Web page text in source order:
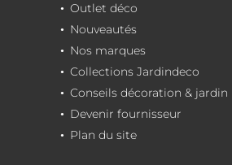
Outlet déco
Nouveautés
Nos marques
Collections Jardindeco
Conseils décoration & jardin
Devenir fournisseur
Plan du site